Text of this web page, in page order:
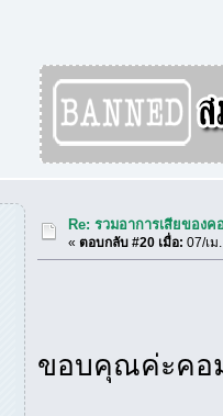
Re: รวมอาการเสียของค
«ตอบกลับ #20 เมื่อ: 07/เม
ขอบคุณค่ะคอ